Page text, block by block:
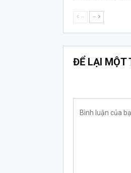
-- --
ĐỂ LẠI MỘT